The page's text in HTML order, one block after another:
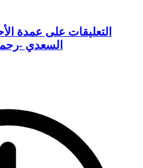
التعليقات على عمدة
السعدي -